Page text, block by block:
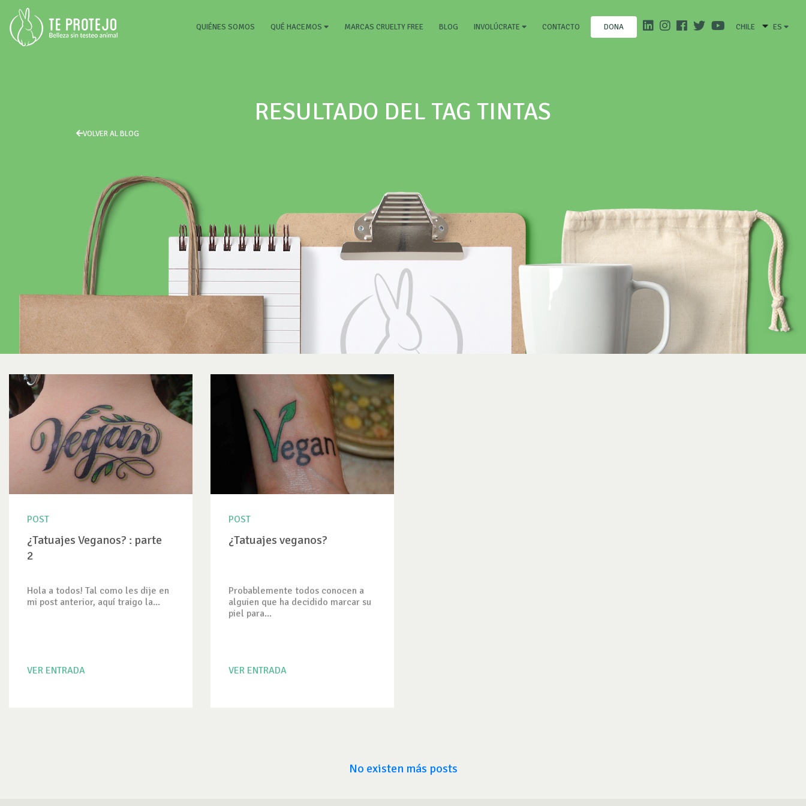
QUIÉNES SOMOS (CURRENT)
QUÉ HACEMOS MARCAS CRUELTY FREE BLOG INVOLÚCRATE CONTACTO DONA CHILE ES
RESULTADO DEL TAG TINTAS
VOLVER AL BLOG
POST
¿Tatuajes Veganos? : parte
2
Hola a todos! Tal como les dije en
mi post anterior, aquí traigo la...
VER ENTRADA
POST
¿Tatuajes veganos?
Probablemente todos conocen a
alguien que ha decidido marcar su
piel para...
VER ENTRADA
No existen más posts